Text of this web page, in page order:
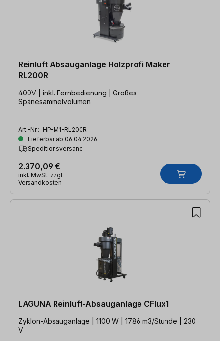
Reinluft Absauganlage Holzprofi Maker
RL200R
400V | inkl. Fernbedienung | Großes
Spänesammelvolumen
Art.-Nr.: HP-M1-RL200R
Lieferbar ab 06.04.2026
Speditionsversand
2.370,09 €
inkl. MwSt. zzgl.
Versandkosten
LAGUNA Reinluft-Absauganlage CFlux1
Zyklon-Absauganlage | 1100 W | 1786 m3/Stunde | 230
V